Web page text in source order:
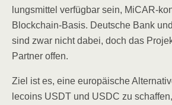
lungs­mit­tel ver­füg­bar sein, MiCAR-
Block­chain-Basis. Deut­sche Bank
sind zwar nicht dabei, doch das
Part­ner offen.
Ziel ist es, eine euro­päi­sche
le­co­ins USDT und USDC zu